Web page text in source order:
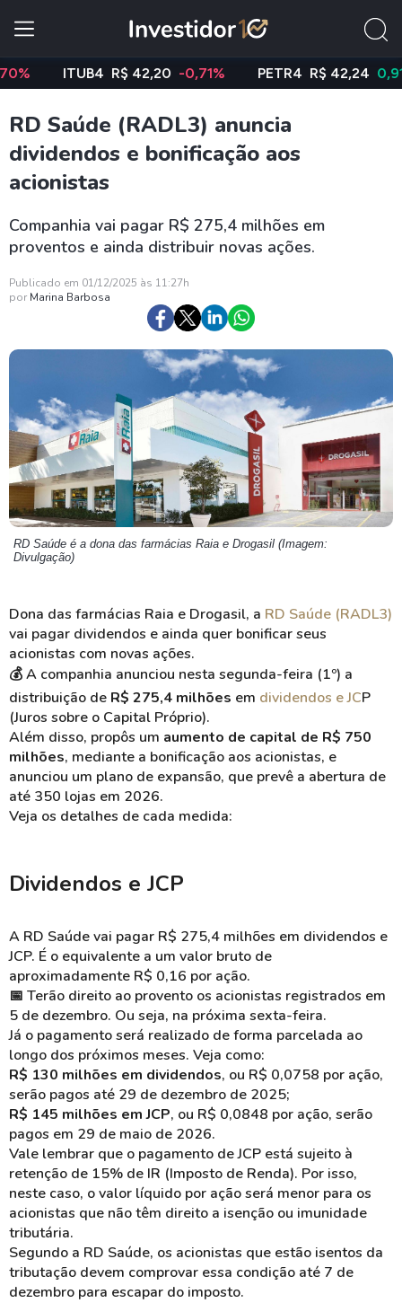
ITUB4 R$ 42,20 -0,71% PETR4 R$ 42,24 0,91%
RD Saúde (RADL3) anuncia
dividendos e bonificação aos
acionistas
Companhia vai pagar R$ 275,4 milhões em
proventos e ainda distribuir novas ações.
Publicado em 01/12/2025 às 11:27h
por Marina Barbosa
RD Saúde é a dona das farmácias Raia e Drogasil (Imagem:
Divulgação)
Dona das farmácias Raia e Drogasil, a RD Saúde (RADL3)
vai pagar dividendos e ainda quer bonificar seus
acionistas com novas ações.
💰 A companhia anunciou nesta segunda-feira (1º) a
distribuição de R$ 275,4 milhões em dividendos e JCP
(Juros sobre o Capital Próprio).
Além disso, propôs um aumento de capital de R$ 750
milhões, mediante a bonificação aos acionistas, e
anunciou um plano de expansão, que prevê a abertura de
até 350 lojas em 2026.
Veja os detalhes de cada medida:
Dividendos e JCP
A RD Saúde vai pagar R$ 275,4 milhões em dividendos e
JCP. É o equivalente a um valor bruto de
aproximadamente R$ 0,16 por ação.
📅 Terão direito ao provento os acionistas registrados em
5 de dezembro. Ou seja, na próxima sexta-feira.
Já o pagamento será realizado de forma parcelada ao
longo dos próximos meses. Veja como:
R$ 130 milhões em dividendos, ou R$ 0,0758 por ação,
serão pagos até 29 de dezembro de 2025;
R$ 145 milhões em JCP, ou R$ 0,0848 por ação, serão
pagos em 29 de maio de 2026.
Vale lembrar que o pagamento de JCP está sujeito à
retenção de 15% de IR (Imposto de Renda). Por isso,
neste caso, o valor líquido por ação será menor para os
acionistas que não têm direito a isenção ou imunidade
tributária.
Segundo a RD Saúde, os acionistas que estão isentos da
tributação devem comprovar essa condição até 7 de
dezembro para escapar do imposto.